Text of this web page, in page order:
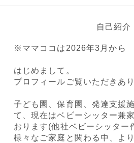
自己紹介
※ママココは2026年3月から
はじめまして。
プロフィールご覧いただきあ
子ども園、保育園、発達支援
て、現在はベビーシッター兼
おります(他社ベビーシッター
様々なご家庭と関わる中、よ